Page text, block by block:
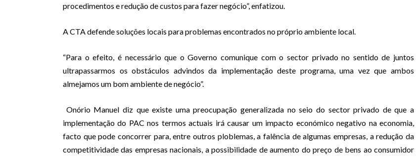
procedimentos e redução de custos para fazer negócio”, enfatizou.
A CTA defende soluções locais para problemas encontrados no próprio ambiente local.
“Para o efeito, é necessário que o Governo comunique com o sector privado no sentido de juntos
ultrapassarmos os obstáculos advindos da implementação deste programa, uma vez que ambos
almejamos um bom ambiente de negócio”.
Onório Manuel diz que existe uma preocupação generalizada no seio do sector privado de que a
implementação do PAC nos termos actuais irá causar um impacto económico negativo na economia,
facto que pode concorrer para, entre outros ploblemas, a falência de algumas empresas, a redução da
competitividade das empresas nacionais, a possibilidade de aumento do preço de bens ao consumidor